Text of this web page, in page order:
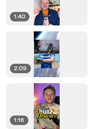
1:40
2:09
1:16